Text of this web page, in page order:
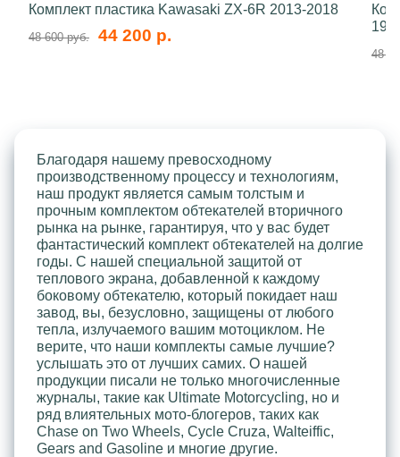
Комплект пластика Kawasaki ZX-6R 2013-2018
48 600 руб. 44 200 р.
48
Благодаря нашему превосходному
производственному процессу и технологиям,
наш продукт является самым толстым и
прочным комплектом обтекателей вторичного
рынка на рынке, гарантируя, что у вас будет
фантастический комплект обтекателей на долгие
годы. С нашей специальной защитой от
теплового экрана, добавленной к каждому
боковому обтекателю, который покидает наш
завод, вы, безусловно, защищены от любого
тепла, излучаемого вашим мотоциклом. Не
верите, что наши комплекты самые лучшие?
услышать это от лучших самих. О нашей
продукции писали не только многочисленные
журналы, такие как Ultimate Motorcycling, но и
ряд влиятельных мото-блогеров, таких как
Chase on Two Wheels, Cycle Cruza, Walteiffic,
Gears and Gasoline и многие другие.